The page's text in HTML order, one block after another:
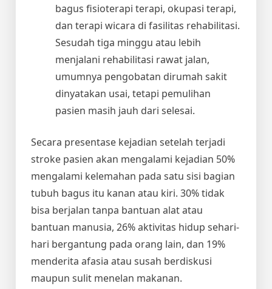
bagus fisioterapi terapi, okupasi terapi,
dan terapi wicara di fasilitas rehabilitasi.
Sesudah tiga minggu atau lebih
menjalani rehabilitasi rawat jalan,
umumnya pengobatan dirumah sakit
dinyatakan usai, tetapi pemulihan
pasien masih jauh dari selesai.
Secara presentase kejadian setelah terjadi
stroke pasien akan mengalami kejadian 50%
mengalami kelemahan pada satu sisi bagian
tubuh bagus itu kanan atau kiri. 30% tidak
bisa berjalan tanpa bantuan alat atau
bantuan manusia, 26% aktivitas hidup sehari-
hari bergantung pada orang lain, dan 19%
menderita afasia atau susah berdiskusi
maupun sulit menelan makanan.